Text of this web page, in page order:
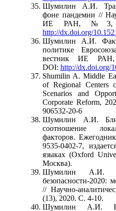
Шумилин А.И.
фоне пандемии //
ИЕ РАН, №3,
http://dx.doi.org/
Шумилин А.И.
политике
вестник ИЕ
DOI: http://dx.doi.org/
Shumilin A. Middle
of Regional Centers
Scenarios and
Corporate Reform,
906532-20-6
Шумилин А.И.
соотношение
факторов.
9535-0402-7,
языках (Oxford
Москва).
Шумилин А.И.
безопасности-
// Научно-
(13), 2020. С. 4-10.
Шумилин А.И.